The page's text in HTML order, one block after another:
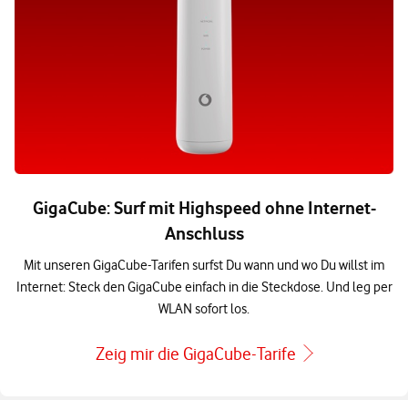
GigaCube: Surf mit Highspeed ohne Internet-
Anschluss
Mit unseren GigaCube-Tarifen surfst Du wann und wo Du willst im
Internet: Steck den GigaCube einfach in die Steckdose. Und leg per
WLAN sofort los.
Zeig mir die GigaCube-Tarife